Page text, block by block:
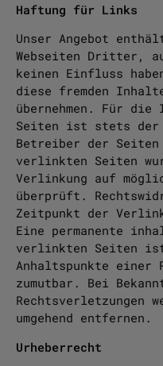
Haftung für Links
Unser Angebot
Webseiten Dritter,
keinen Einfluss
diese fremden
übernehmen. Für
Seiten ist stets der
Betreiber der
verlinkten Seiten
Verlinkung auf
überprüft.
Zeitpunkt der
Eine permanente
verlinkten Seiten ist
Anhaltspunkte einer
zumutbar. Bei
Rechtsverletzungen
umgehend entfernen.
Urheberrecht